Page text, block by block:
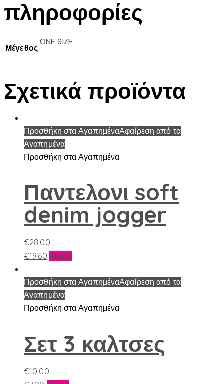
πληροφορίες
Μέγεθος
ONE SIZE
Σχετικά προϊόντα
Προσθήκη στα ΑγαπημέναΑφαίρεση από τα
Αγαπημένα
Προσθήκη στα Αγαπημένα
Παντελονι soft
denim jogger
€28.00
€19.60 ΑγοράΑυτό
προϊόν
πολλαπλές
επιλογές
Προσθήκη στα ΑγαπημέναΑφαίρεση από τα
Αγαπημένα
Προσθήκη στα Αγαπημένα
Σετ 3 καλτσες
€10.00